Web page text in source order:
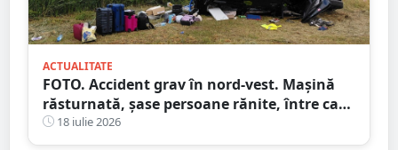
ACTUALITATE
FOTO. Accident grav în nord-vest. Mașină
răsturnată, șase persoane rănite, între care
doi copii
18 iulie 2026